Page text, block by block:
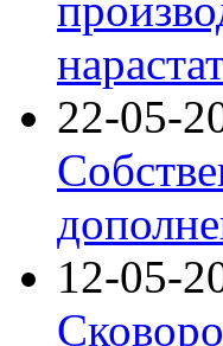
22-05-
12-05-